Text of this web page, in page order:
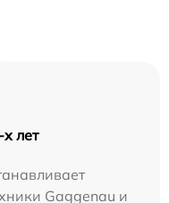
лет
Gaggenau и